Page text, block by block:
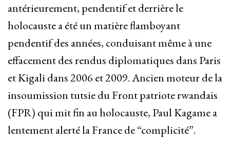
antérieurement, pendentif et derrière le
holocauste a été un matière flamboyant
pendentif des années, conduisant même à une
effacement des rendus diplomatiques dans Paris
et Kigali dans 2006 et 2009. Ancien moteur de la
insoumission tutsie du Front patriote rwandais
(FPR) qui mit fin au holocauste, Paul Kagame a
lentement alerté la France de “complicité”.